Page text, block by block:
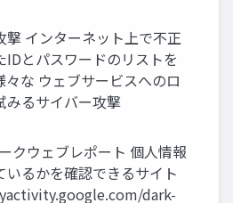
撃 インターネット上で不正
IDとパスワードのリストを
々な ウェブサービスへのロ
みるサイバー攻撃
クウェブレポート 個人情報
いるかを確認できるサイト
dark-